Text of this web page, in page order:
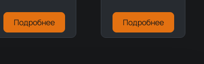
Подробнее Подробнее